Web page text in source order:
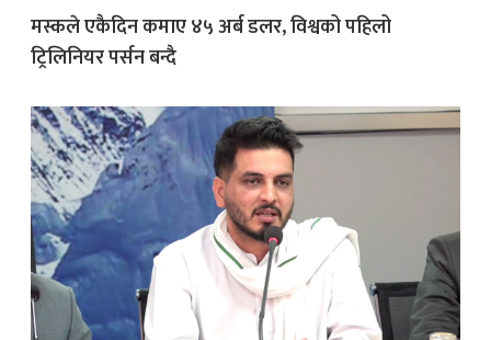
News
मस्कले एकैदिन कमाए ४५ अर्ब डलर, विश्वको पहिलो
ट्रिलिनियर पर्सन बन्दै